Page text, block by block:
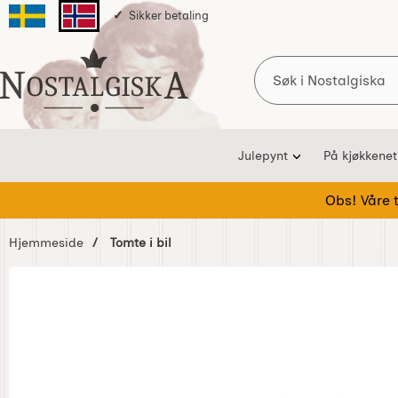
Svenska sidanNorska sidan
Sikker betaling
Startsiden for Nostalgiska
Søk
Julepynt På kjøkkenet
Obs! Våre
Hjemmeside Tomte i bil